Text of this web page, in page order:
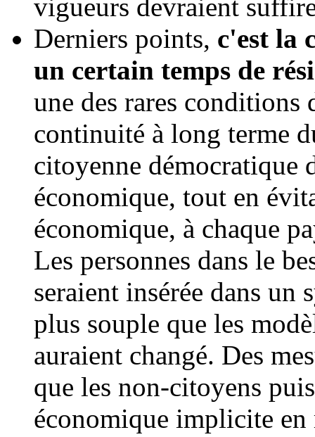
vigueurs devraient
Derniers points, c'est la
un certain temps de
une des rares conditions
continuité à long terme
citoyenne démocratique
économique, tout en
économique, à chaque
Les personnes dans le
seraient insérée dans un
plus souple que les
auraient changé. Des
que les non-citoyens
économique implicite